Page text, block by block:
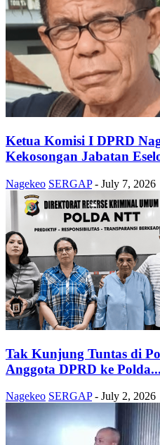
Ketua Komisi I DPRD
Kekosongan Jabatan
Nagekeo SERGAP - July 7, 2026
Tak Kunjung Tuntas di
Anggota DPRD ke Polda...
Nagekeo SERGAP - July 2, 2026